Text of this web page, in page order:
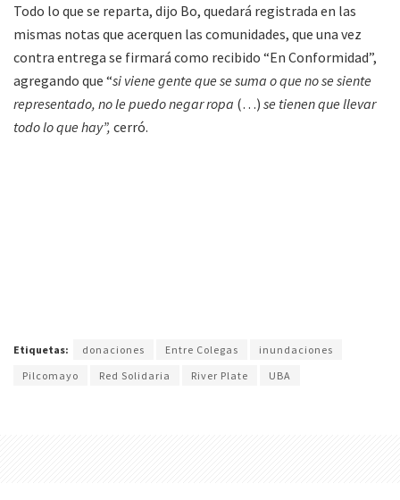
Todo lo que se reparta, dijo Bo, quedará registrada en las
mismas notas que acerquen las comunidades, que una vez
contra entrega se firmará como recibido “En Conformidad”,
agregando que “si viene gente que se suma o que no se siente
representado, no le puedo negar ropa (…) se tienen que llevar
todo lo que hay”, cerró.
Etiquetas: donaciones Entre Colegas
inundaciones
Pilcomayo
Red Solidaria River Plate UBA